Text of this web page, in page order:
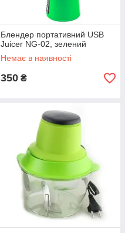
Блендер портативний USB
Juicer NG-02, зелений
Немає в наявності
350 ₴